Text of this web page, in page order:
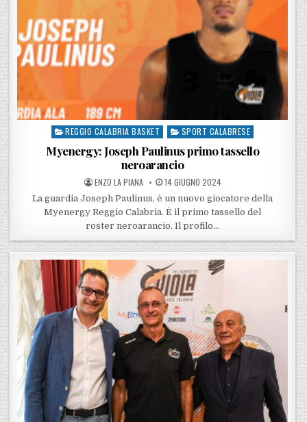
Posted in
REGGIO CALABRIA BASKET SPORT CALABRESE
Myenergy: Joseph Paulinus primo tassello
neroarancio
POSTED BY
ENZO LA PIANA POSTED ON
14 GIUGNO 2024
La guardia Joseph Paulinus, è un nuovo giocatore della
Myenergy Reggio Calabria. È il primo tassello del
roster neroarancio. Il profilo…